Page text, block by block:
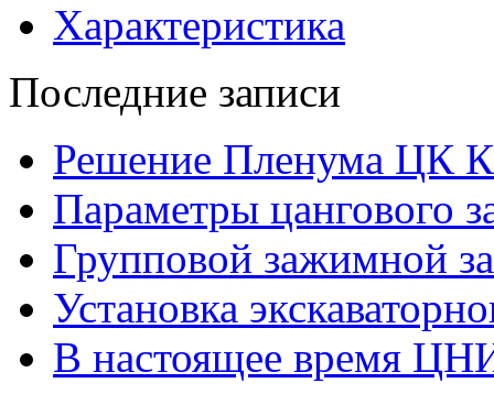
Характеристика
Последние записи
Решение Пленума ЦК
Параметры цангового
Групповой зажимной
Установка
В настоящее время